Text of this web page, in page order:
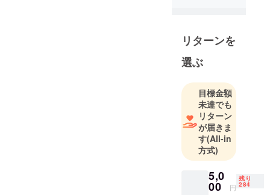
リターンを
選ぶ
目標金額
未達でも
リターン
が届きま
す(All-in
方式)
5,0
00 円
残り
284